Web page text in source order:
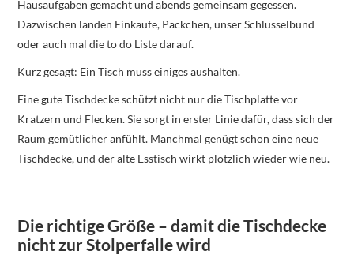
Hausaufgaben gemacht und abends gemeinsam gegessen.
Dazwischen landen Einkäufe, Päckchen, unser Schlüsselbund
oder auch mal die to do Liste darauf.
Kurz gesagt: Ein Tisch muss einiges aushalten.
Eine gute Tischdecke schützt nicht nur die Tischplatte vor
Kratzern und Flecken. Sie sorgt in erster Linie dafür, dass sich der
Raum gemütlicher anfühlt. Manchmal genügt schon eine neue
Tischdecke, und der alte Esstisch wirkt plötzlich wieder wie neu.
Die richtige Größe – damit die Tischdecke
nicht zur Stolperfalle wird